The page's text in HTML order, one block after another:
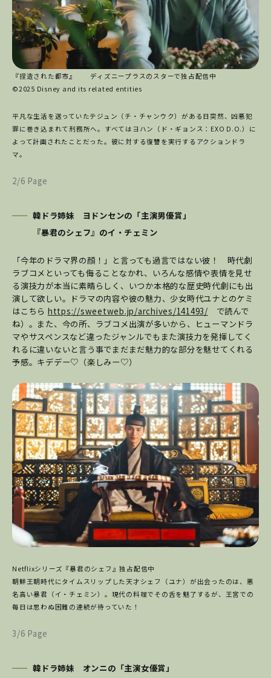
『捏造された都市』 ディズニープラスのスターで独占配信中
©2025 Disney and its related entities
平凡な生活を送っていたテジュン（チ・チャンウク）がある日突然、凶悪犯
罪に巻き込まれて刑務所へ。すべてはヨハン（ド・ギョンス：EXO D.O.）に
よって計画されたことだった。彼に対する復讐を実行するアクションドラ
マ。
2/6 Page
韓ドラ姉妹 ヨドンセンの「主演男優賞」
『暴君のシェフ』のイ・チェミン
「今年のドラマ界の顔！」と言っても過言ではない彼！ 時代劇
ラブコメといっても侮ることなかれ、いろんな感情や表情を見せ
る演技力が本当に素晴らしく、いつか本格的な歴史時代劇にも出
演して欲しい。ドラマの内容や彼の魅力、少女時代ユナとのケミ
はこちら https://sweetweb.jp/archives/141493/ で読んで
ね）。また、今の所、ラブコメ出演が多いから、ヒューマンドラ
マやサスペンスなど違ったジャンルでもまた演技力を発揮してく
れるに違いないと言う事でまだまだ魅力的な部分を魅せてくれる
予感。キデデー♡（楽しみー♡）
Netflixシリーズ『暴君のシェフ』独占配信中
朝鮮王朝時代にタイムスリップした天才シェフ（ユナ）が出会ったのは、悪
名高い暴君（イ・チェミン）。現代の料理でその舌を魅了するが、王宮での
毎日は思わぬ困難の連続が待っていた！
3/6 Page
韓ドラ姉妹 オンニの「主演女優賞」